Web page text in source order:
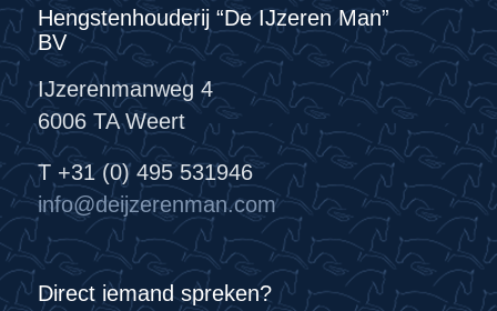
Hengstenhouderij “De IJzeren Man”
BV
IJzerenmanweg 4
6006 TA Weert
T +31 (0) 495 531946
info@deijzerenman.com
Direct iemand spreken?